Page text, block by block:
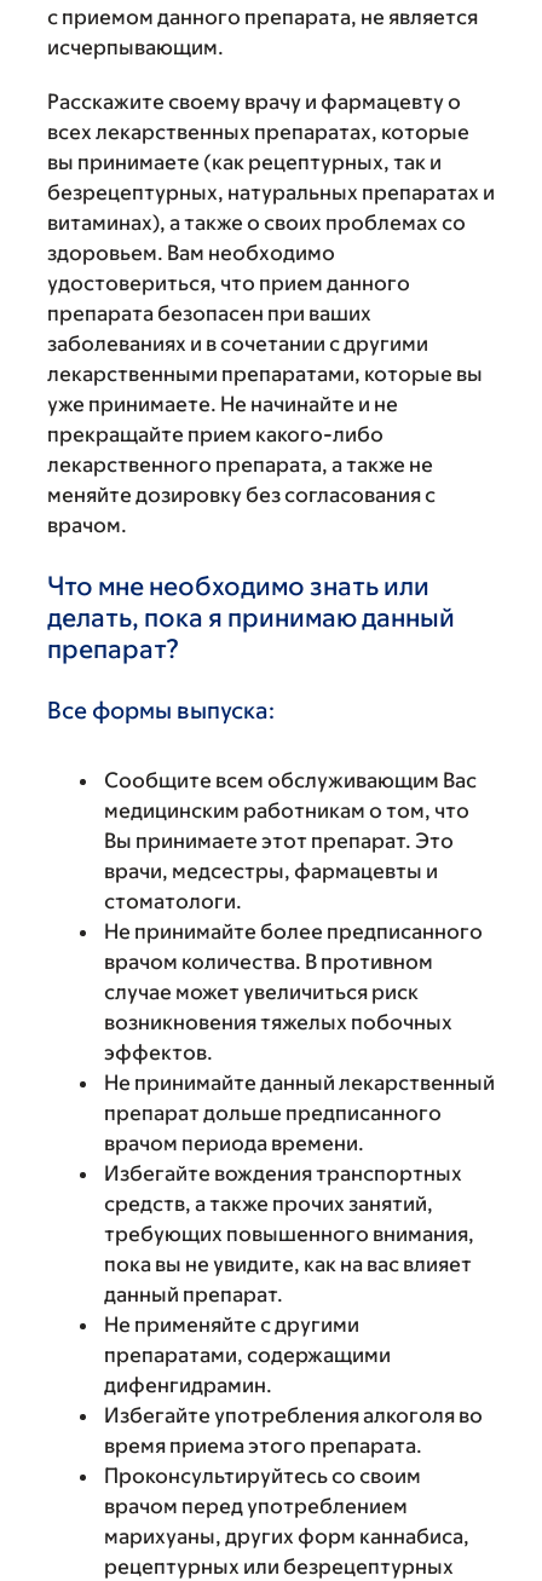
с приемом данного препарата, не является
исчерпывающим.
Расскажите своему врачу и фармацевту о
всех лекарственных препаратах, которые
вы принимаете (как рецептурных, так и
безрецептурных, натуральных препаратах и
витаминах), а также о своих проблемах со
здоровьем. Вам необходимо
удостовериться, что прием данного
препарата безопасен при ваших
заболеваниях и в сочетании с другими
лекарственными препаратами, которые вы
уже принимаете. Не начинайте и не
прекращайте прием какого-либо
лекарственного препарата, а также не
меняйте дозировку без согласования с
врачом.
Что мне необходимо знать или
делать, пока я принимаю данный
препарат?
Все формы выпуска:
Сообщите всем обслуживающим Вас
медицинским работникам о том, что
Вы принимаете этот препарат. Это
врачи, медсестры, фармацевты и
стоматологи.
Не принимайте более предписанного
врачом количества. В противном
случае может увеличиться риск
возникновения тяжелых побочных
эффектов.
Не принимайте данный лекарственный
препарат дольше предписанного
врачом периода времени.
Избегайте вождения транспортных
средств, а также прочих занятий,
требующих повышенного внимания,
пока вы не увидите, как на вас влияет
данный препарат.
Не применяйте с другими
препаратами, содержащими
дифенгидрамин.
Избегайте употребления алкоголя во
время приема этого препарата.
Проконсультируйтесь со своим
врачом перед употреблением
марихуаны, других форм каннабиса,
рецептурных или безрецептурных